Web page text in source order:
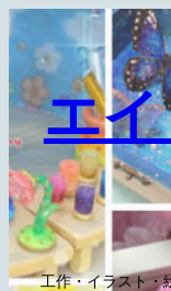
容
を
ス
キ
ッ
プ
エ
工作・イラスト・